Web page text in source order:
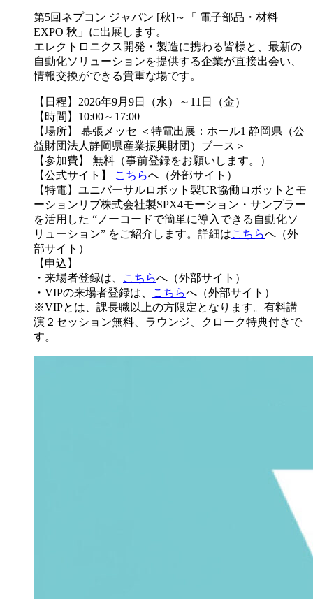
第5回ネプコン ジャパン [秋]～「 電子部品・材料
EXPO 秋」に出展します。
エレクトロニクス開発・製造に携わる皆様と、最新の
自動化ソリューションを提供する企業が直接出会い、
情報交換ができる貴重な場です。
【日程】2026年9月9日（水）～11日（金）
【時間】10:00～17:00
【場所】 幕張メッセ ＜特電出展：ホール1 静岡県（公
益財団法人静岡県産業振興財団）ブース＞
【参加費】 無料（事前登録をお願いします。）
【公式サイト】
こちらへ（外部サイト）
【特電】ユニバーサルロボット製UR協働ロボットとモ
ーションリブ株式会社製SPX4モーション・サンプラー
を活用した “ノーコードで簡単に導入できる自動化ソ
リューション” をご紹介します。詳細はこちらへ（外
部サイト）
【申込】
・来場者登録は、
こちらへ（外部サイト）
・VIPの来場者登録は、
こちらへ（外部サイト）
※VIPとは、課長職以上の方限定となります。有料講
演２セッション無料、ラウンジ、クローク特典付きで
す。